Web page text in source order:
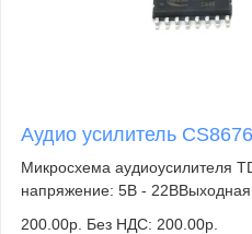
Аудио усилитель
Микросхема аудиоусилителя
напряжение: 5В - 22ВВыходная
200.00р. Без НДС: 200.00р.